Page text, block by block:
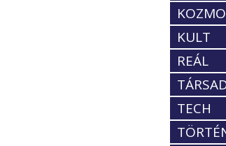
KULT
REÁL
TECH